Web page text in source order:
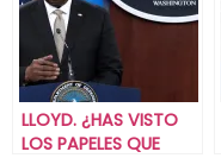
LLOYD. ¿HAS VISTO
LOS PAPELES QUE